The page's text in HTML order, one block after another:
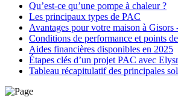
Qu’est-ce qu’une pompe à chaleur ?
Les principaux types de PAC
Avantages pour votre maison à Gisors
Conditions de performance et points
Aides financières disponibles en 2025
Étapes clés d’un projet PAC avec
Tableau récapitulatif des principales